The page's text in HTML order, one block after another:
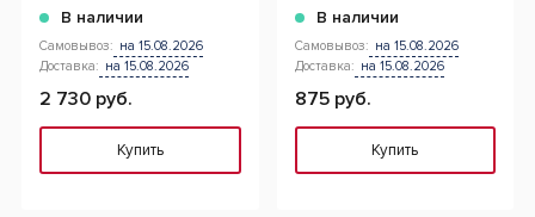
В наличии
Самовывоз: на 15.08.2026
Доставка: на 15.08.2026
2 730 руб.
Купить
В наличии
Самовывоз: на 15.08.2026
Доставка: на 15.08.2026
875 руб.
Купить